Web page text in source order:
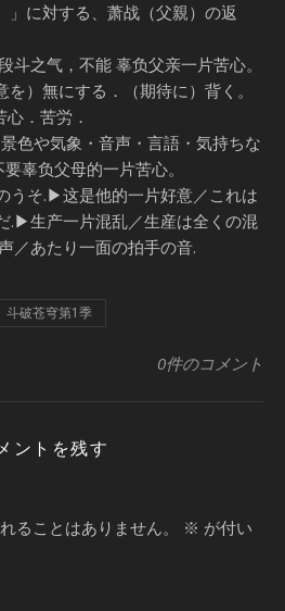
」に対する、萧战（父親）の返
斗之气，不能 辜负父亲一片苦心。
）無にする．（期待に）背く。
．苦労．
色や気象・音声・言語・気持ちな
辜负父母的一片苦心。
うそ.▶这是他的一片好意／これは
.▶生产一片混乱／生産は全くの混
／あたり一面の拍手の音.
斗破苍穹第1季
0件のコメント
ントを残す
ることはありません。 ※ が付い